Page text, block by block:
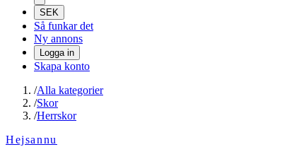
SEK
Så funkar det
Ny annons
Logga in
Skapa konto
/Alla kategorier
/Skor
/Herrskor
Hejsannu